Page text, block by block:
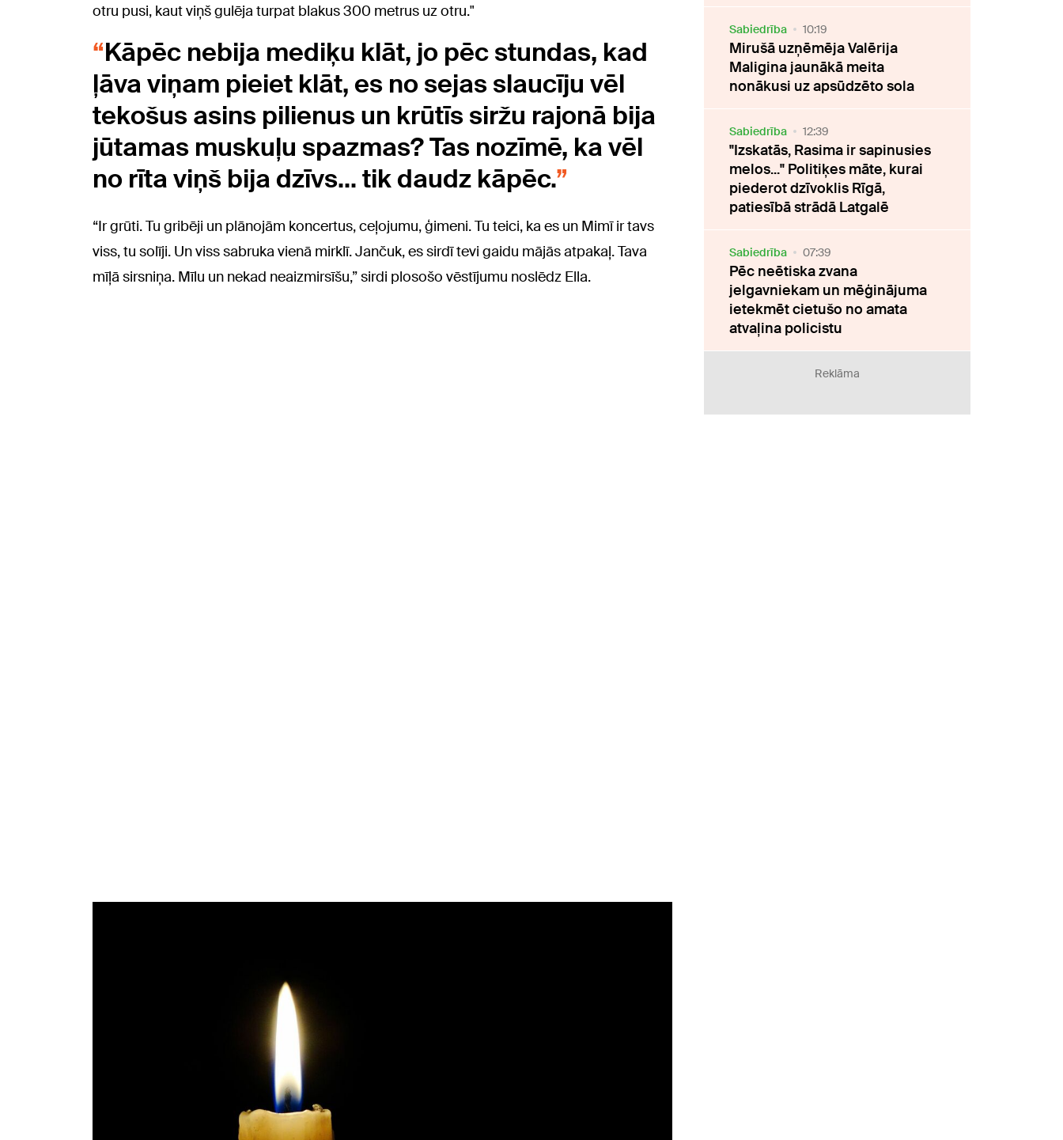
otru pusi, kaut viņš gulēja turpat blakus 300 metrus uz otru."
Kāpēc nebija mediķu klāt, jo pēc stundas, kad
ļāva viņam pieiet klāt, es no sejas slaucīju vēl
tekošus asins pilienus un krūtīs siržu rajonā bija
jūtamas muskuļu spazmas? Tas nozīmē, ka vēl
no rīta viņš bija dzīvs… tik daudz kāpēc.
“Ir grūti. Tu gribēji un plānojām koncertus, ceļojumu, ģimeni. Tu teici, ka es un Mimī ir tavs
viss, tu solīji. Un viss sabruka vienā mirklī. Jančuk, es sirdī tevi gaidu mājās atpakaļ. Tava
mīļā sirsniņa. Mīlu un nekad neaizmirsīšu,” sirdi plosošo vēstījumu noslēdz Ella.
Sabiedrība 10:19
Mirušā uzņēmēja Valērija
Maligina jaunākā meita
nonākusi uz apsūdzēto sola
Sabiedrība 12:39
"Izskatās, Rasima ir sapinusies
melos..." Politiķes māte, kurai
piederot dzīvoklis Rīgā,
patiesībā strādā Latgalē
Sabiedrība 07:39
Pēc neētiska zvana
jelgavniekam un mēģinājuma
ietekmēt cietušo no amata
atvaļina policistu
Reklāma